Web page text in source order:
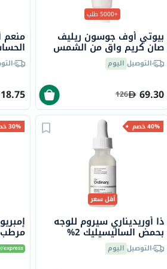
+5000 طلب
بيوتي أوف جوسون ريليف
صان كريم واقٍ من الشمس
عضوي بلأرز والبروبيوتيك
التوصيل اليوم
69.30
126
منعم
2 لتر
18.75
40% خصم
أقل سعر
ذا أوريديناري سيروم للوجه
بحمض الساليسيليك 2%
للبشرة المعرضة لحب الشباب
30 ملالتوصيل اليوم
30% خصم
مرطب